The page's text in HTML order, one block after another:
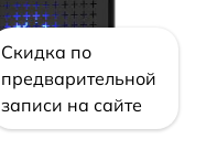
Скидка по
предварительной
записи на сайте